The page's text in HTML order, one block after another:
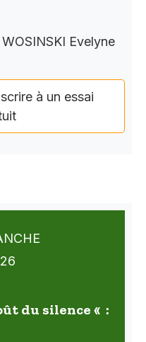
WOSINSKI Evelyne
à un essai
du silence « :